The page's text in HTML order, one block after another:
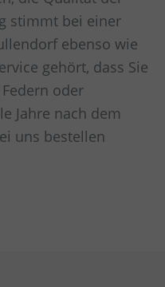
stimmt bei einer
ebenso wie
gehört, dass Sie
oder
Jahre nach dem
uns bestellen